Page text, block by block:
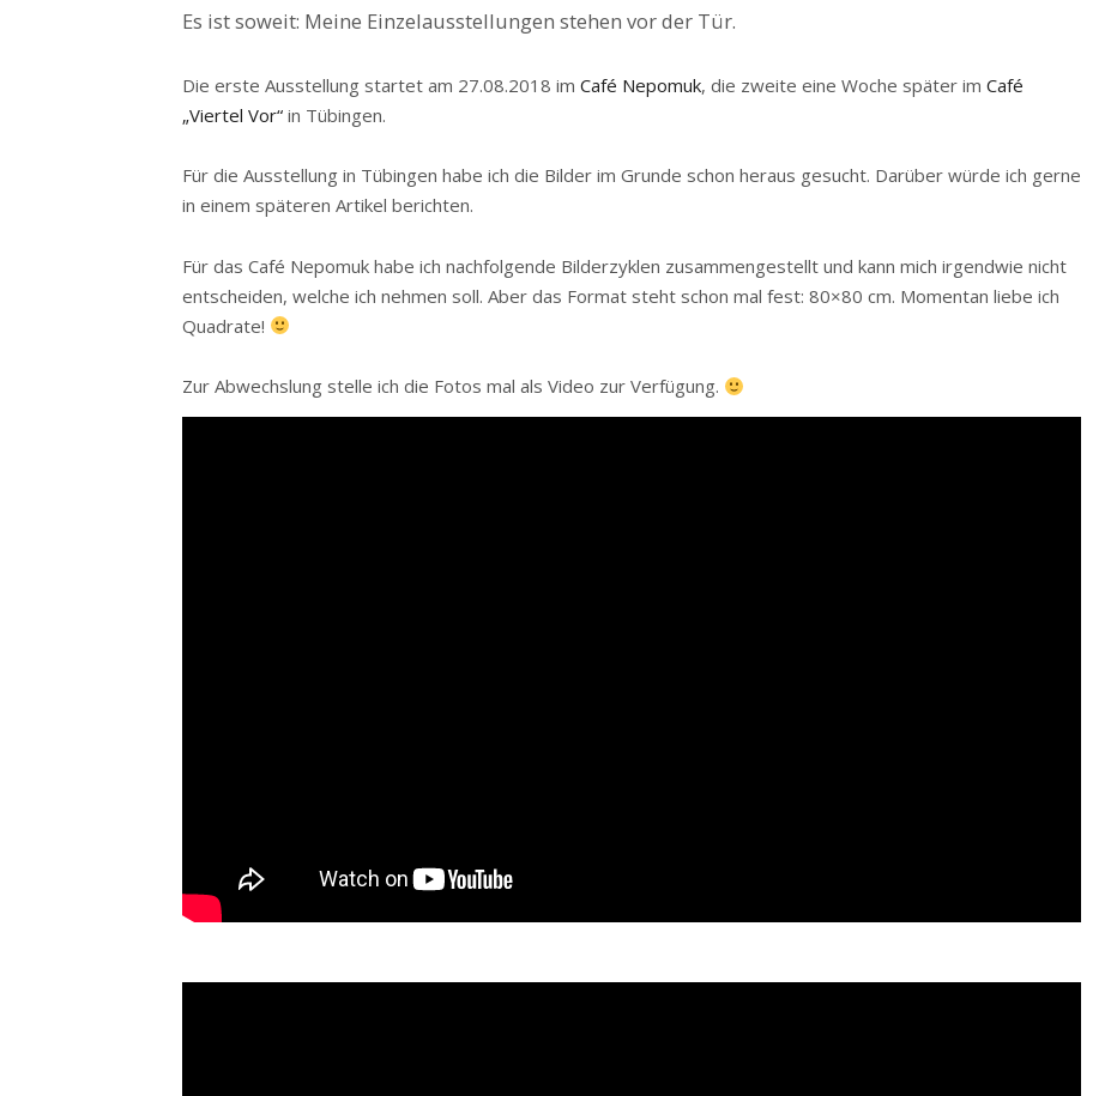
Es ist soweit: Meine Einzelausstellungen stehen vor der Tür.
Die erste Ausstellung startet am 27.08.2018 im Café Nepomuk, die zweite eine Woche später im Café
„Viertel Vor“ in Tübingen.
Für die Ausstellung in Tübingen habe ich die Bilder im Grunde schon heraus gesucht. Darüber würde ich gerne
in einem späteren Artikel berichten.
Für das Café Nepomuk habe ich nachfolgende Bilderzyklen zusammengestellt und kann mich irgendwie nicht
entscheiden, welche ich nehmen soll. Aber das Format steht schon mal fest: 80×80 cm. Momentan liebe ich
Quadrate!
Zur Abwechslung stelle ich die Fotos mal als Video zur Verfügung.